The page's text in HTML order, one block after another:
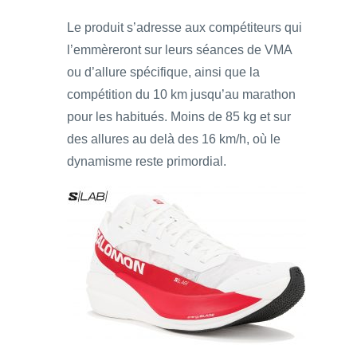
Le produit s’adresse aux compétiteurs qui
l’emmèreront sur leurs séances de VMA
ou d’allure spécifique, ainsi que la
compétition du 10 km jusqu’au marathon
pour les habitués. Moins de 85 kg et sur
des allures au delà des 16 km/h, où le
dynamisme reste primordial.